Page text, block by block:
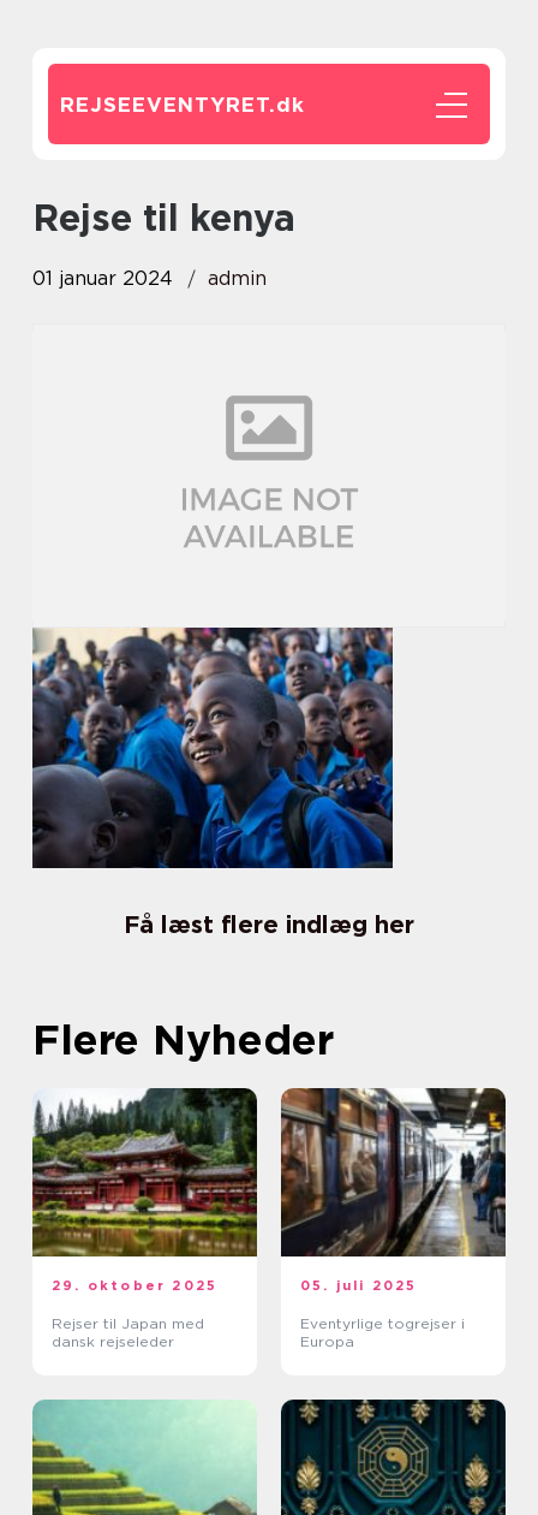
REJSEEVENTYRET.dk
rejse til kenya
01 januar 2024 admin
Få læst flere indlæg her
Flere Nyheder
29. oktober 2025
Rejser til Japan med
dansk rejseleder
05. juli 2025
Eventyrlige togrejser i
Europa